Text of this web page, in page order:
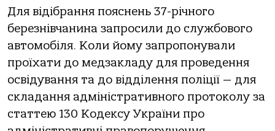
Для відібрання пояснень 37-річного
березнівчанина запросили до службового
автомобіля. Коли йому запропонували
проїхати до медзакладу для проведення
освідування та до відділення поліції — для
складання адміністративного протоколу за
статтею 130 Кодексу України про